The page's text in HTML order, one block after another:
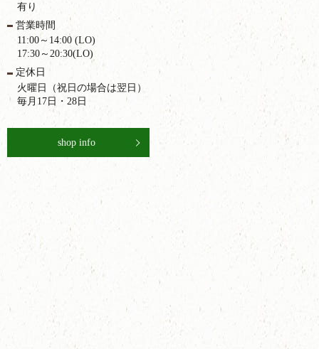
有り
営業時間
11:00～14:00 (LO)
17:30～20:30(LO)
定休日
火曜日（祝日の場合は翌日）
毎月17日・28日
shop info